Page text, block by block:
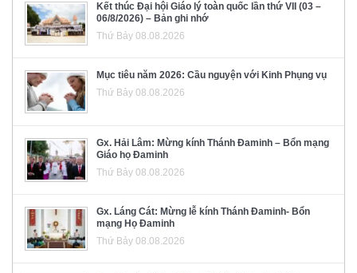
Kết thúc Đại hội Giáo lý toàn quốc lần thứ VII (03 –
06/8/2026) – Bản ghi nhớ
Thứ Bảy 08.08.2026
Mục tiêu năm 2026: Cầu nguyện với Kinh Phụng vụ
Thứ Bảy 08.08.2026
Gx. Hải Lâm: Mừng kính Thánh Đaminh – Bổn mạng
Giáo họ Đaminh
Thứ Bảy 08.08.2026
Gx. Láng Cát: Mừng lễ kính Thánh Đaminh- Bổn
mạng Họ Đaminh
Thứ Bảy 08.08.2026